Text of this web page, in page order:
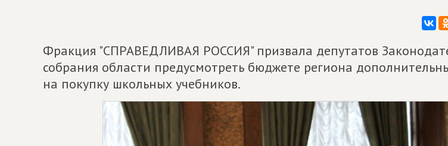
Фракция "СПРАВЕДЛИВАЯ РОССИЯ" призвала депутатов
собрания области предусмотреть бюджете региона
на покупку школьных учебников.